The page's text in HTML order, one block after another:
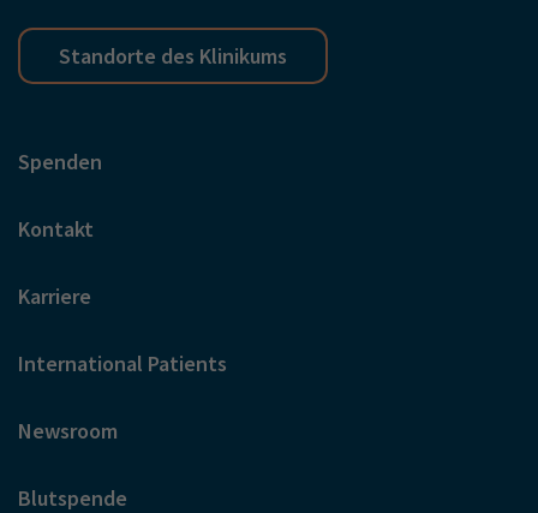
Standorte des Klinikums
Spenden
Kontakt
Karriere
International Patients
Newsroom
Blutspende